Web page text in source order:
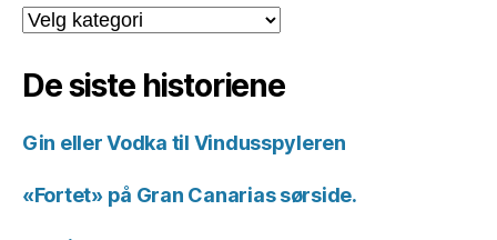
Kategorier
for
De siste historiene
Gin eller Vodka til Vindusspyleren
«Fortet» på Gran Canarias sørside.